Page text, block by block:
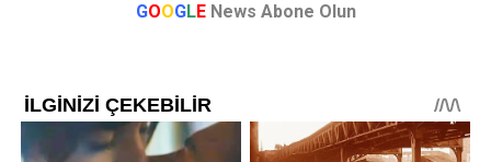
GOOGLE News Abone Olun